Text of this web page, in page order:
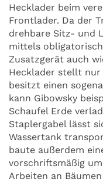
Hecklader beim
Frontlader. Da der
drehbare Sitz- und
mittels
Zusatzgerät auch
Hecklader stellt nur
besitzt einen
kann Gibowsky
Schaufel Erde
Staplergabel lässt
Wassertank
baute außerdem
vorschriftsmäßig
Arbeiten an